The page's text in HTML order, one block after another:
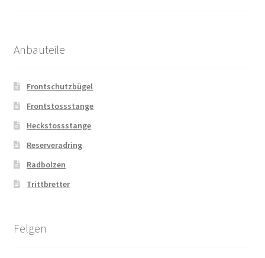
Anbauteile
Frontschutzbügel
Frontstossstange
Heckstossstange
Reserveradring
Radbolzen
Trittbretter
Felgen